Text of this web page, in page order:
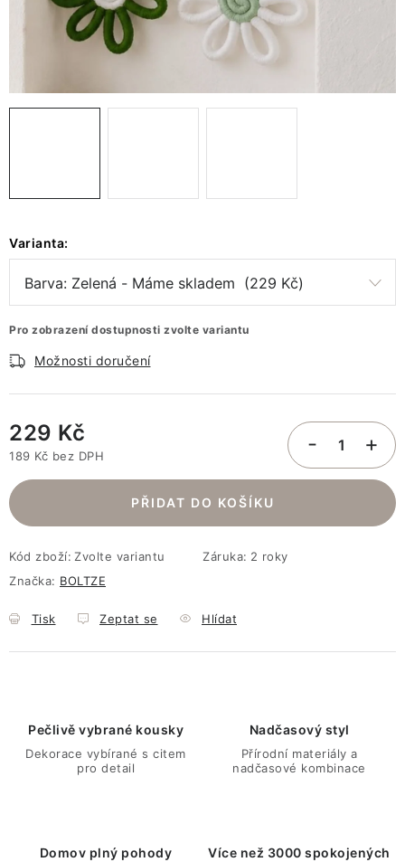
Ochrana Osobních údajů GDPR
Spojte se s námi
Odstoupení od smlouvy
Varianta:
Pro zobrazení dostupnosti zvolte variantu
Možnosti doručení
229 Kč
189 Kč bez DPH
PŘIDAT DO KOŠÍKU
Kód zboží: Zvolte variantu Záruka: 2 roky
Značka: BOLTZE
Tisk Zeptat se Hlídat
Pečlivě vybrané kousky
Dekorace vybírané s citem
pro detail
Nadčasový styl
Přírodní materiály a
nadčasové kombinace
Domov plný pohody
Více než 3000 spokojených